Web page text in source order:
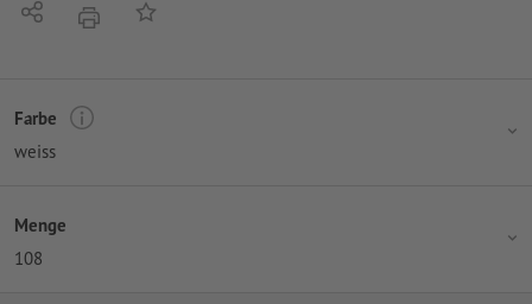
Teilen DruckenAuf die Merkliste
Farbe
weiss
Menge
108